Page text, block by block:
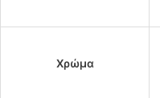
Χρώμα